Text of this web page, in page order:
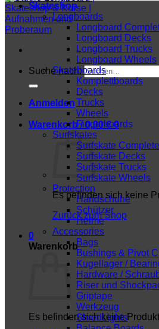
Suche nach:
Anmelden
Warenkorb /0,00€ 0
Es befinden sich keine
Zurück zum Shop
0
Warenkorb
Es befinden sich keine
Skateshop
Longboards
Longboard
Longboard Decks
Longboard Trucks
Longboard Wheels
Skateboards
Komplettboards
Decks
Trucks
Wheels
Fingerboards
Surfskates
Surfskate
Surfskate Decks
Surfskate Trucks
Surfskate Wheels
Protection
Handschuhe
Schützer
Helme
Accessories
Bags
Bushings & Pivot
Kugellager /
Hardware /
Riser und
Griptape
Werkzeug
ShredLights